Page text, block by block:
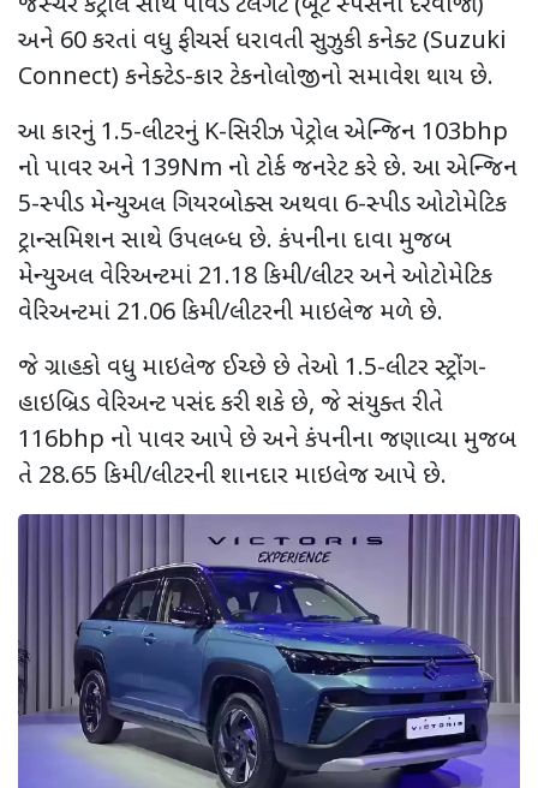
અને 60 કરતાં વધુ ફીચર્સ ધરાવતી સુઝુકી કનેક્ટ (Suzuki
Connect) કનેક્ટેડ-કાર ટેકનોલોજીનો સમાવેશ થાય છે.
આ કારનું 1.5-લીટરનું K-સિરીઝ પેટ્રોલ એન્જિન 103bhp
નો પાવર અને 139Nm નો ટોર્ક જનરેટ કરે છે. આ એન્જિન
5-સ્પીડ મેન્યુઅલ ગિયરબોક્સ અથવા 6-સ્પીડ ઓટોમેટિક
ટ્રાન્સમિશન સાથે ઉપલબ્ધ છે. કંપનીના દાવા મુજબ
મેન્યુઅલ વેરિઅન્ટમાં 21.18 કિમી/લીટર અને ઓટોમેટિક
વેરિઅન્ટમાં 21.06 કિમી/લીટરની માઇલેજ મળે છે.
જે ગ્રાહકો વધુ માઇલેજ ઈચ્છે છે તેઓ 1.5-લીટર સ્ટ્રોંગ-
હાઇબ્રિડ વેરિઅન્ટ પસંદ કરી શકે છે, જે સંયુક્ત રીતે
116bhp નો પાવર આપે છે અને કંપનીના જણાવ્યા મુજબ
તે 28.65 કિમી/લીટરની શાનદાર માઇલેજઆપે છે.